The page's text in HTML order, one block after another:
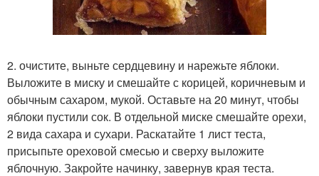
2. очистите, выньте сердцевину и нарежьте яблоки.
Выложите в миску и смешайте с корицей, коричневым и
обычным сахаром, мукой. Оставьте на 20 минут, чтобы
яблоки пустили сок. В отдельной миске смешайте орехи,
2 вида сахара и сухари. Раскатайте 1 лист теста,
присыпьте ореховой смесью и сверху выложите
яблочную. Закройте начинку, завернув края теста.